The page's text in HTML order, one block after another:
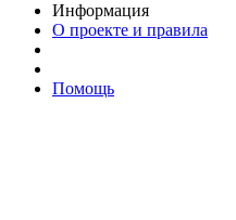
Информация
О проекте и правила
Помощь